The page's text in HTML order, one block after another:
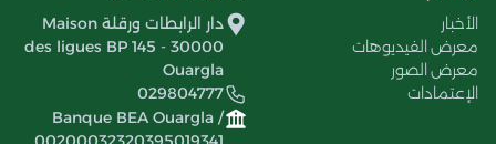
الأخبار
معرض الفيديوهات
معرض الصور
الإعتمادات
دار الرابطات ورقلة Maison
des ligues BP 145 - 30000
Ouargla
029804777
Banque BEA Ouargla /